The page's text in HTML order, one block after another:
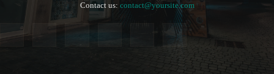
Contact us: contact@yoursite.com